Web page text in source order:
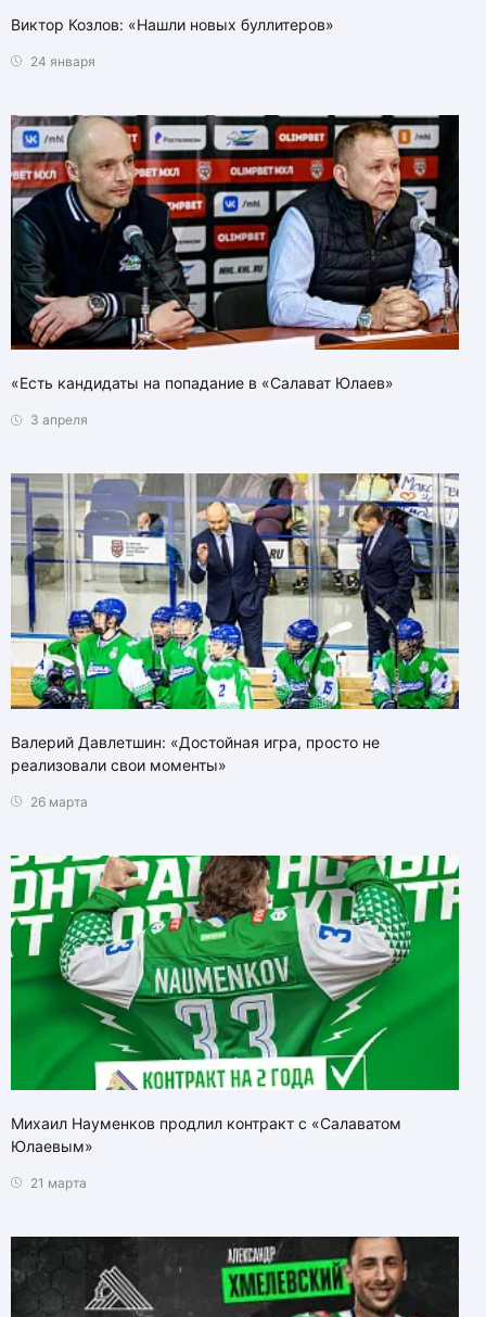
Виктор Козлов: «Нашли новых буллитеров»
24 января
«Есть кандидаты на попадание в «Салават Юлаев»
3 апреля
Валерий Давлетшин: «Достойная игра, просто не
реализовали свои моменты»
26 марта
Михаил Науменков продлил контракт с «Салаватом
Юлаевым»
21 марта